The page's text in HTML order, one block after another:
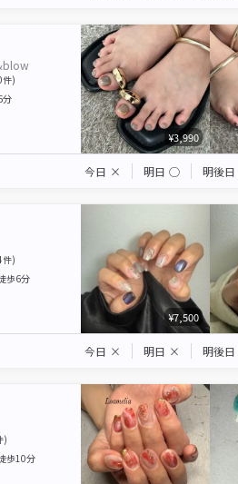
件)
分
¥3,990
今日 × 明日 ◯ 明後日
件)
歩6分
¥7,500
今日 × 明日 × 明後日
)
歩10分